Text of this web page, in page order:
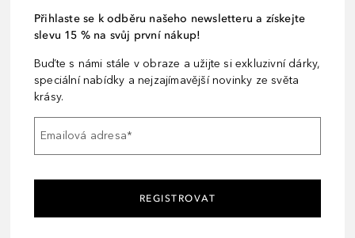
Přihlaste se k odběru našeho newsletteru a získejte
slevu 15 % na svůj první nákup!
Buďte s námi stále v obraze a užijte si exkluzivní dárky,
speciální nabídky a nejzajímavější novinky ze světa
krásy.
Emailová adresa*
REGISTROVAT